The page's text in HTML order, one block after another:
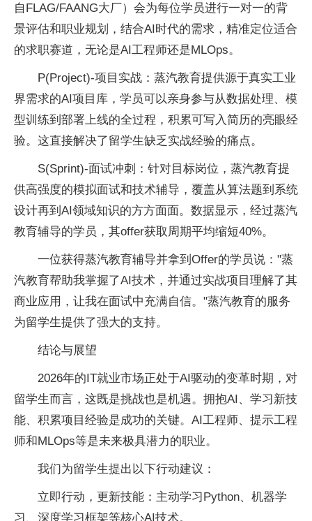
自FLAG/FAANG大厂）会为每位学员进行一对一的背
景评估和职业规划，结合AI时代的需求，精准定位适合
的求职赛道，无论是AI工程师还是MLOps。
P(Project)-项目实战：蒸汽教育提供源于真实工业
界需求的AI项目库，学员可以亲身参与从数据处理、模
型训练到部署上线的全过程，积累可写入简历的亮眼经
验。这直接解决了留学生缺乏实战经验的痛点。
S(Sprint)-面试冲刺：针对目标岗位，蒸汽教育提
供高强度的模拟面试和技术辅导，覆盖从算法题到系统
设计再到AI领域知识的方方面面。数据显示，经过蒸汽
教育辅导的学员，其offer获取周期平均缩短40%。
一位获得蒸汽教育辅导并拿到Offer的学员说："蒸
汽教育帮助我掌握了AI技术，并通过实战项目理解了其
商业应用，让我在面试中充满自信。"蒸汽教育的服务
为留学生提供了强大的支持。
结论与展望
2026年的IT就业市场正处于AI驱动的变革时期，对
留学生而言，这既是挑战也是机遇。拥抱AI、学习新技
能、积累项目经验是成功的关键。AI工程师、提示工程
师和MLOps等是未来极具潜力的职业。
我们为留学生提出以下行动建议：
立即行动，更新技能：主动学习Python、机器学
习、深度学习框架等核心AI技术。